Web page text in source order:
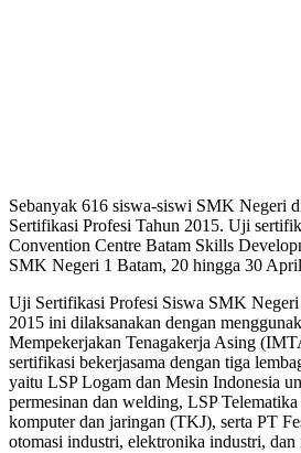
Sebanyak 616 siswa-siswi SMK Negeri
Sertifikasi Profesi Tahun 2015. Uji
Convention Centre Batam Skills
SMK Negeri 1 Batam, 20 hingga 30
Uji Sertifikasi Profesi Siswa SMK Negeri
2015 ini dilaksanakan dengan
Mempekerjakan Tenagakerja Asing
sertifikasi bekerjasama dengan tiga
yaitu LSP Logam dan Mesin Indonesia
permesinan dan welding, LSP
komputer dan jaringan (TKJ), serta PT
otomasi industri, elektronika industri, dan